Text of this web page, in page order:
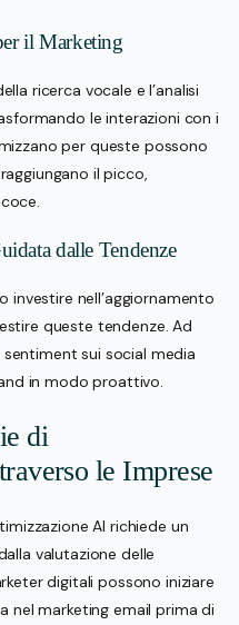
il Marketing
ricerca vocale e l’analisi
le interazioni con i
per queste possono
il picco,
dalle Tendenze
nell’aggiornamento
queste tendenze. Ad
sentiment sui social media
in modo proattivo.
di
le Imprese
AI richiede un
valutazione delle
digitali possono iniziare
nel marketing email prima di